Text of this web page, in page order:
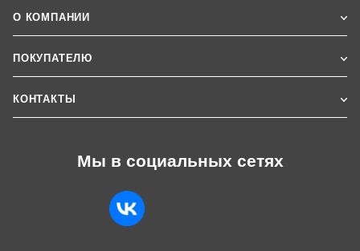
О КОМПАНИИ
ПОКУПАТЕЛЮ
КОНТАКТЫ
Мы в социальных сетях